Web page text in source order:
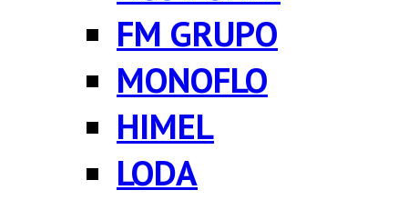
FM GRUPO
MONOFLO
HIMEL
LODA